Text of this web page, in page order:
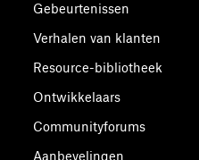
Gebeurtenissen
Verhalen van klanten
Resource-bibliotheek
Ontwikkelaars
Communityforums
Aanbevelingen